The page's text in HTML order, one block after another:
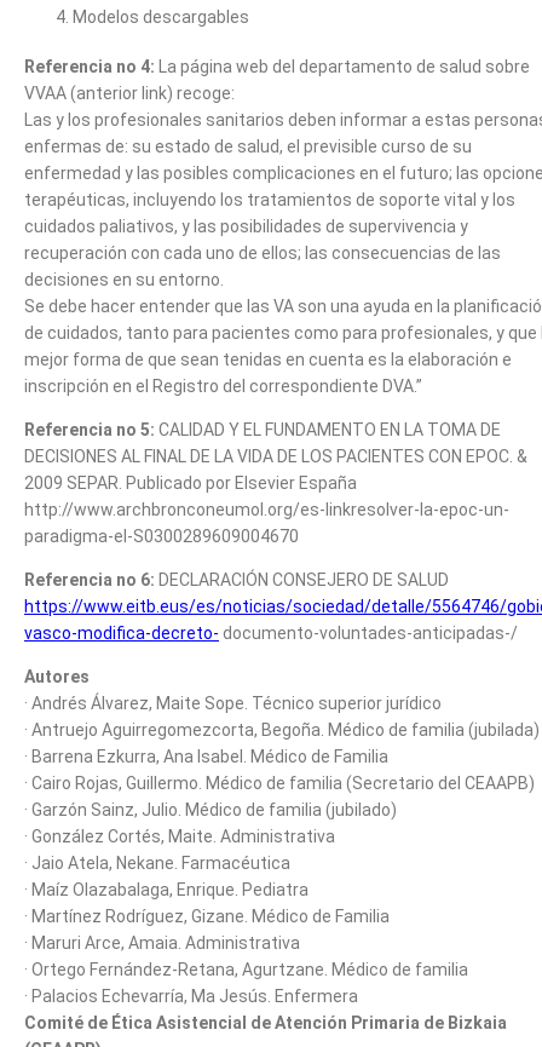
Modelos descargables
Referencia no 4: La página web del departamento de salud sobre
VVAA (anterior link) recoge:
Las y los profesionales sanitarios deben informar a estas
enfermas de: su estado de salud, el previsible curso de su
enfermedad y las posibles complicaciones en el futuro; las
terapéuticas, incluyendo los tratamientos de soporte vital y los
cuidados paliativos, y las posibilidades de supervivencia y
recuperación con cada uno de ellos; las consecuencias de las
decisiones en su entorno.
Se debe hacer entender que las VA son una ayuda en la
de cuidados, tanto para pacientes como para profesionales, y que
mejor forma de que sean tenidas en cuenta es la elaboración e
inscripción en el Registro del correspondiente DVA.”
Referencia no 5: CALIDAD Y EL FUNDAMENTO EN LA TOMA DE
DECISIONES AL FINAL DE LA VIDA DE LOS PACIENTES CON EPOC. &
2009 SEPAR. Publicado por Elsevier España
http://www.archbronconeumol.org/es-linkresolver-la-epoc-un-
paradigma-el-S0300289609004670
Referencia no 6: DECLARACIÓN CONSEJERO DE SALUD
https://www.eitb.eus/es/noticias/sociedad/detalle/5564746/
vasco-modifica-decreto- documento-voluntades-anticipadas-/
Autores
· Andrés Álvarez, Maite Sope. Técnico superior jurídico
· Antruejo Aguirregomezcorta, Begoña. Médico de familia (jubilada)
· Barrena Ezkurra, Ana Isabel. Médico de Familia
· Cairo Rojas, Guillermo. Médico de familia (Secretario del CEAAPB)
· Garzón Sainz, Julio. Médico de familia (jubilado)
· González Cortés, Maite. Administrativa
· Jaio Atela, Nekane. Farmacéutica
· Maíz Olazabalaga, Enrique. Pediatra
· Martínez Rodríguez, Gizane. Médico de Familia
· Maruri Arce, Amaia. Administrativa
· Ortego Fernández-Retana, Agurtzane. Médico de familia
· Palacios Echevarría, Ma Jesús. Enfermera
Comité de Ética Asistencial de Atención Primaria de Bizkaia